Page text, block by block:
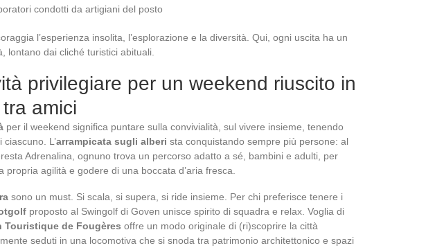
condotti da artigiani del posto
l’esperienza insolita, l’esplorazione e la diversità. Qui, ogni uscita ha un
lontano dai cliché turistici abituali.
privilegiare per un weekend riuscito in
amici
per il weekend significa puntare sulla convivialità, sul vivere insieme, tenendo
L’arrampicata sugli alberi sta conquistando sempre più persone: al
Adrenalina, ognuno trova un percorso adatto a sé, bambini e adulti, per
propria agilità e godere di una boccata d’aria fresca.
sono un must. Si scala, si supera, si ride insieme. Per chi preferisce tenere i
proposto al Swingolf di Goven unisce spirito di squadra e relax. Voglia di
Touristique de Fougères offre un modo originale di (ri)scoprire la città
seduti in una locomotiva che si snoda tra patrimonio architettonico e spazi